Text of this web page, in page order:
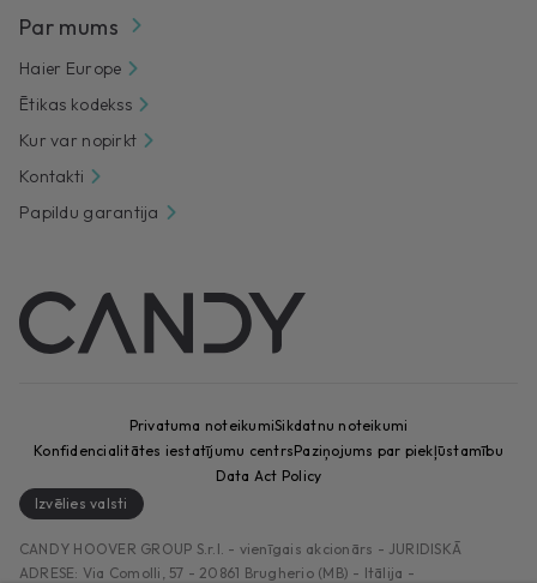
Par mums
Haier Europe
Ētikas kodekss
Kur var nopirkt
Kontakti
Papildu garantija
CANDY HOOVER GROUP S.r.I. - vienīgais akcionārs - JURIDISKĀ
ADRESE: Via Comolli, 57 - 20861 Brugherio (MB) - Itālija -
Privatuma noteikumiSikdatnu noteikumi
Konfidencialitātes iestatījumu centrsPaziņojums par piekļūstamību
Data Act Policy
Izvēlies valsti